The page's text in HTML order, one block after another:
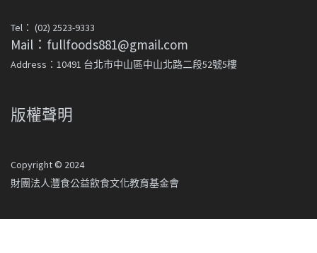
Tel： (02) 2523-9333
Mail：fullfoods881@gmail.com
Address：10491 台北市中山區中山北路二段52號5樓
版權聲明
Copyright © 2024
財團法人灃食公益飲食文化教育基金會